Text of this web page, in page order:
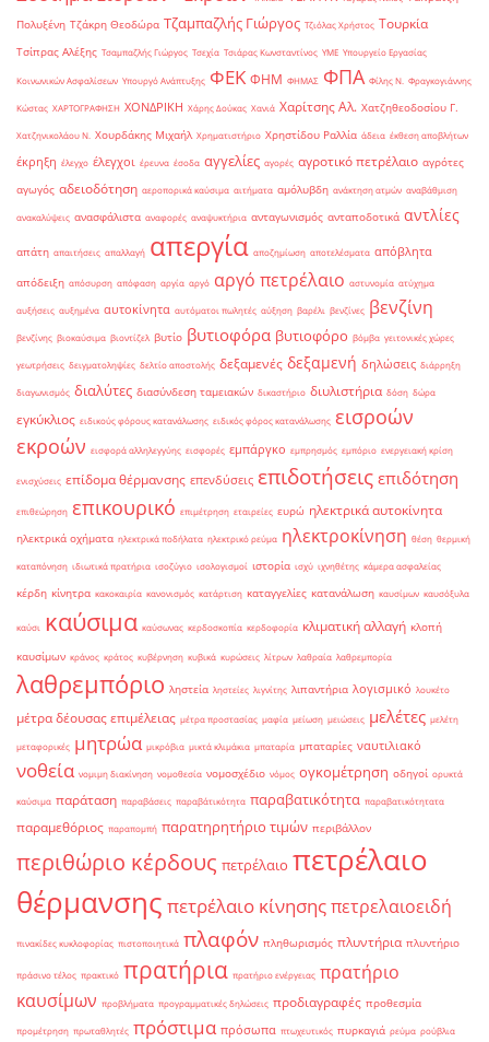
Πολυξένη Τζάκρη Θεοδώρα Τζαμπαζλής Γιώργος Τζιόλας Χρήστος Τουρκία
Τσίπρας Αλέξης Τσαμπαζλής Γιώργος Τσεχία Τσιάρας Κωνσταντίνος ΥΜΕ Υπουργείο Εργασίας
Κοινωνικών Ασφαλίσεων Υπουργό Ανάπτυξης ΦΕΚ ΦΗΜ ΦΗΜΑΣ ΦΠΑ Φίλης Ν. Φραγκογιάννης
Κώστας ΧΑΡΤΟΓΡΑΦΗΣΗ ΧΟΝΔΡΙΚΗ Χάρης Δούκας Χανιά Χαρίτσης Αλ. Χατζηθεοδοσίου Γ.
Χατζηνικολάου Ν. Χουρδάκης Μιχαήλ Χρηματιστήριο Χρηστίδου Ραλλία άδεια έκθεση αποβλήτων
έκρηξη έλεγχο έλεγχοι έρευνα έσοδα αγγελίες αγορές αγροτικό πετρέλαιο αγρότες
αγωγός αδειοδότηση αεροπορικά καύσιμα αιτήματα αμόλυβδη ανάκτηση ατμών αναβάθμιση
ανακαλύψεις ανασφάλιστα αναφορές αναψυκτήρια ανταγωνισμός ανταποδοτικά αντλίες
απάτη απαιτήσεις απαλλαγή απεργία αποζημίωση αποτελέσματα απόβλητα
απόδειξη απόσυρση απόφαση αργία αργό αργό πετρέλαιο αστυνομία ατύχημα
αυξήσεις αυξημένα αυτοκίνητα αυτόματοι πωλητές αύξηση βαρέλι βενζίνες βενζίνη
βενζίνης βιοκαύσιμα βιοντίζελ βυτίο βυτιοφόρα βυτιοφόρο βόμβα γειτονικές χώρες
γεωτρήσεις δειγματοληψίες δελτίο αποστολής δεξαμενές δεξαμενή δηλώσεις διάρρηξη
διαγωνισμός διαλύτες διασύνδεση ταμειακών δικαστήριο διυλιστήρια δόση δώρα
εγκύκλιος ειδικούς φόρους κατανάλωσης ειδικός φόρος κατανάλωσης εισροών
εκροών εισφορά αλληλεγγύης εισφορές εμπάργκο εμπρησμός εμπόριο ενεργειακή κρίση
ενισχύσεις επίδομα θέρμανσης επενδύσεις επιδοτήσεις επιδότηση
επιθεώρηση επικουρικό επιμέτρηση εταιρείες ευρώ ηλεκτρικά αυτοκίνητα
ηλεκτρικά οχήματα ηλεκτρικά ποδήλατα ηλεκτρικό ρεύμα ηλεκτροκίνηση θέση θερμική
καταπόνηση ιδιωτικά πρατήρια ισοζύγιο ισολογισμοί ιστορία ισχύ ιχνηθέτης κάμερα ασφαλείας
κέρδη κίνητρα κακοκαιρία κανονισμός κατάρτιση καταγγελίες κατανάλωση καυσίμων καυσόξυλα
καύσι καύσιμα καύσωνας κερδοσκοπία κερδοφορία κλιματική αλλαγή κλοπή
καυσίμων κράνος κράτος κυβέρνηση κυβικά κυρώσεις λίτρων λαθραία λαθρεμπορία
λαθρεμπόριο ληστεία ληστείες λιγνίτης λιπαντήρια λογισμικό λουκέτο
μέτρα δέουσας επιμέλειας μέτρα προστασίας μαφία μείωση μειώσεις μελέτες μελέτη
μεταφορικές μητρώα μικρόβια μικτά κλιμάκια μπαταρία μπαταρίες ναυτιλιακό
νοθεία νομιμη διακίνηση νομοθεσία νομοσχέδιο νόμος ογκομέτρηση οδηγοί ορυκτά
καύσιμα παράταση παραβάσεις παραβάτικότητα παραβατικότητα παραβατικότητατα
παραμεθόριος παραπομπή παρατηρητήριο τιμών περιβάλλον
περιθώριο κέρδους πετρέλαιο πετρέλαιο
θέρμανσης πετρέλαιο κίνησηςπετρελαιοειδή
πινακίδες κυκλοφορίας πιστοποιητικά πλαφόν πληθωρισμός πλυντήρια πλυντήριο
πράσινο τέλος πρακτικό πρατήρια πρατήριο ενέργειας πρατήριο
καυσίμων προβλήματα προγραμματικές δηλώσεις προδιαγραφές προθεσμία
προμέτρηση πρωταθλητές πρόστιμα πρόσωπα πτωχευτικός πυρκαγιά ρεύμα ρούβλια